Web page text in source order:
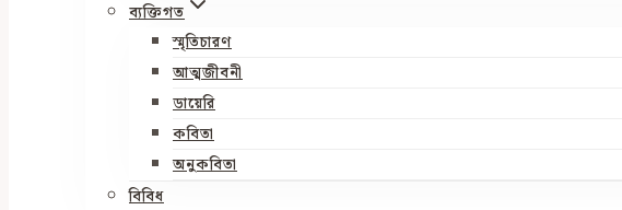
ব্যক্তিগত
স্মৃতিচারণ
আত্মজীবনী
ডায়েরি
কবিতা
অনুকবিতা
বিবিধ